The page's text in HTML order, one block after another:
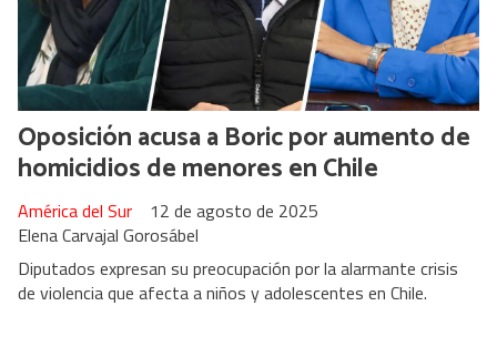
Oposición acusa a Boric por aumento de
homicidios de menores en Chile
Elena Carvajal Gorosábel
América del Sur 12 de agosto de 2025
Diputados expresan su preocupación por la alarmante crisis
de violencia que afecta a niños y adolescentes en Chile.